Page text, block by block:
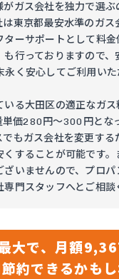
がガス会社を独力で選ぶ
は東京都最安水準のガス
ターサポートとして料
も行っておりますので
く安心してご利用いた
いる大田区の適正なガ
価280円～300円とな
でもガス会社を変更する
くすることが可能です。
ざいませんので、プロ
門スタッフへとご相談
大で、月額
約できるかもし